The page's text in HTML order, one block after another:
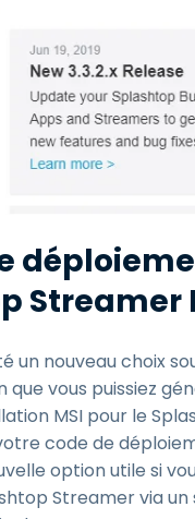
Streamer
un nouveau choix
que vous puissiez
MSI pour le
code de
option utile si
Streamer via un